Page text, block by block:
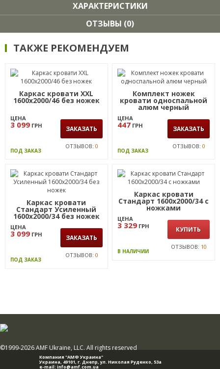
ХАРАКТЕРИСТИКИ
ОТЗЫВЫ (0)
ТАКЖЕ РЕКОМЕНДУЕМ
Каркас кровати XXL
1600х2000/46 без ножек
ЦЕНА
3 099 ГРН ЗАКАЗАТЬ
ПОД ЗАКАЗ
ОТЗЫВОВ: 0
Комплект ножек
кровати односпальной
алюм черный
ЦЕНА
447 ГРН ЗАКАЗАТЬ
ПОД ЗАКАЗ
ОТЗЫВОВ: 0
Каркас кровати
Стандарт Усиленный
1600х2000/34 без ножек
ЦЕНА
3 099 ГРН ЗАКАЗАТЬ
ПОД ЗАКАЗ
ОТЗЫВОВ: 0
Каркас кровати
Стандарт 1600х2000/34 с
ножками
ЦЕНА
3 329 ГРН КУПИТЬ
В НАЛИЧИИ
ОТЗЫВОВ: 10
Компания "АМФ Украина"
Украина, 49101, г. Днепр,ул. Николая Руденко, 53а
e-mail: info@amf.com.ua
©1999-2026 AMF Ukraine, LLC. All rights reserved